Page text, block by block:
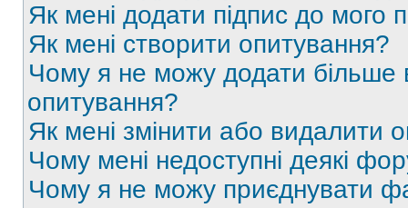
Як мені додати підпис до мого
Як мені створити опитування?
Чому я не можу додати більше
опитування?
Як мені змінити або видалити
Чому мені недоступні деякі
Чому я не можу приєднувати